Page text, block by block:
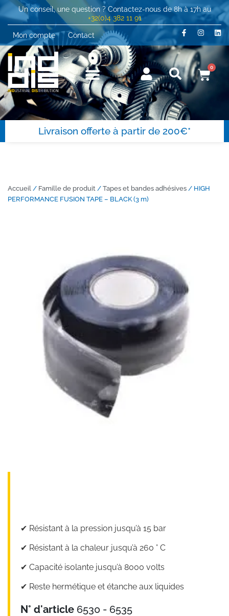
Un conseil, une question ? Contactez-nous de 8h à 17h au
+32(0)4 382 11 91
Mon compte
Contact
0
Livraison offerte à partir de 200€*
Accueil / Famille de produit / Tapes et bandes adhésives / HIGH
PERFORMANCE FUSION TAPE – BLACK (3 m)
✔︎ Résistant à la pression jusqu’à 15 bar
✔︎ Résistant à la chaleur jusqu’à 260 ° C
✔︎ Capacité isolante jusqu’à 8000 volts
✔︎ Reste hermétique et étanche aux liquides
N° d'article 6530 - 6535